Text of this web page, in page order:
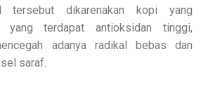
tersebut dikarenakan kopi yang
yang terdapat antioksidan tinggi,
adanya radikal bebas dan
saraf.